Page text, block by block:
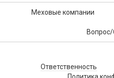
Меховые компании
Ответственность